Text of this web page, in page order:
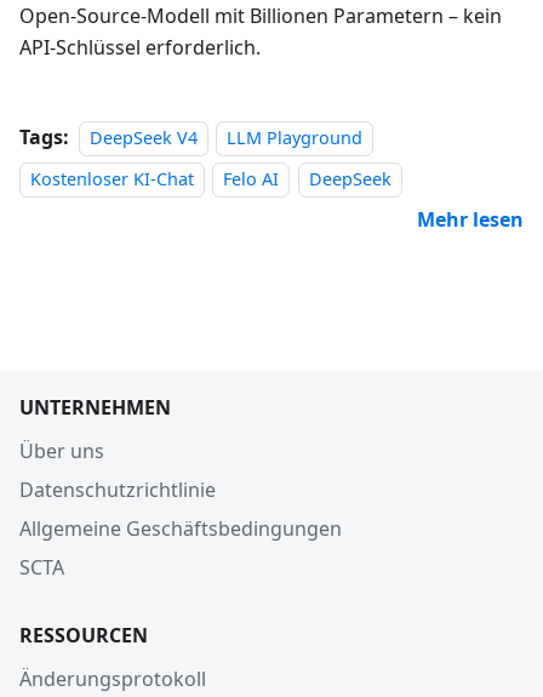
Open-Source-Modell mit Billionen Parametern – kein
API-Schlüssel erforderlich.
Tags: DeepSeek V4
LLM Playground
Kostenloser KI-Chat
Felo AI DeepSeek
Mehr lesen
UNTERNEHMEN
Über uns
Datenschutzrichtlinie
Allgemeine Geschäftsbedingungen
SCTA
RESSOURCEN
Änderungsprotokoll